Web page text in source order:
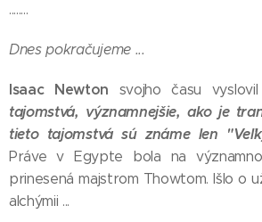
........
Dnes pokračujeme ...
Isaac Newton svojho času
tajomstvá, významnejšie, ako je
tieto tajomstvá sú známe len
Práve v Egypte bola na
prinesená majstrom Thowtom. Išlo o
alchýmii ...